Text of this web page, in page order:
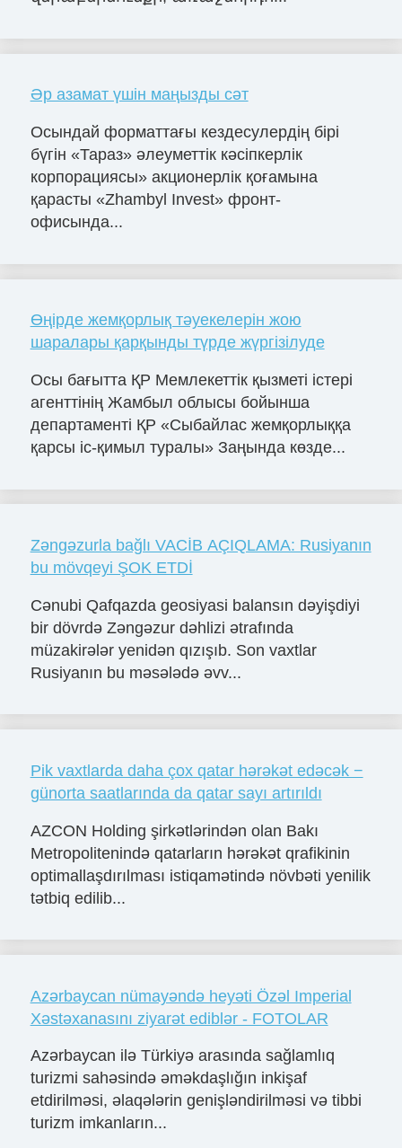
Әр азамат үшін маңызды сәт
Осындай форматтағы кездесулердің бірі
бүгін «Тараз» әлеуметтік кәсіпкерлік
корпорациясы» акционерлік қоғамына
қарасты «Zhambyl Invest» фронт-
офисында...
Өңірде жемқорлық тәуекелерін жою
шаралары қарқынды түрде жүргізілуде
Осы бағытта ҚР Мемлекеттік қызметі істері
агенттінің Жамбыл облысы бойынша
департаменті ҚР «Сыбайлас жемқорлыққа
қарсы іс-қимыл туралы» Заңында көзде...
Zəngəzurla bağlı VACİB AÇIQLAMA: Rusiyanın
bu mövqeyi ŞOK ETDİ
Cənubi Qafqazda geosiyasi balansın dəyişdiyi
bir dövrdə Zəngəzur dəhlizi ətrafında
müzakirələr yenidən qızışıb. Son vaxtlar
Rusiyanın bu məsələdə əvv...
Pik vaxtlarda daha çox qatar hərəkət edəcək −
günorta saatlarında da qatar sayı artırıldı
AZCON Holding şirkətlərindən olan Bakı
Metropolitenində qatarların hərəkət qrafikinin
optimallaşdırılması istiqamətində növbəti yenilik
tətbiq edilib...
Azərbaycan nümayəndə heyəti Özəl Imperial
Xəstəxanasını ziyarət ediblər - FOTOLAR
Azərbaycan ilə Türkiyə arasında sağlamlıq
turizmi sahəsində əməkdaşlığın inkişaf
etdirilməsi, əlaqələrin genişləndirilməsi və tibbi
turizm imkanların...